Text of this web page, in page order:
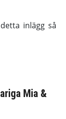
inlägg så
Mia &